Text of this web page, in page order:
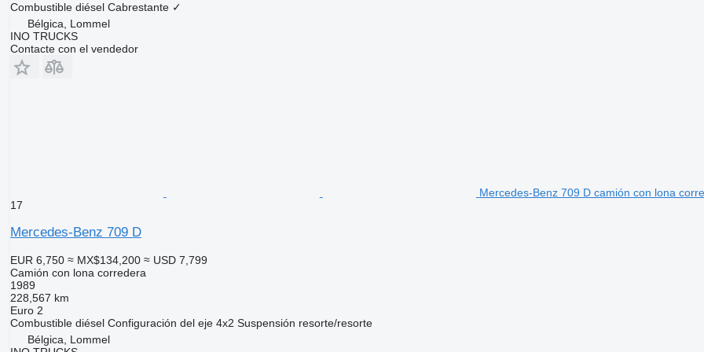
Combustible diésel Cabrestante ✓
Bélgica, Lommel
INO TRUCKS
Contacte con el vendedor
Mercedes-Benz 709 D camión con lona
17
Mercedes-Benz 709 D
EUR 6,750 ≈ MX$134,200 ≈ USD 7,799
Camión con lona corredera
1989
228,567 km
Euro 2
Combustible diésel Configuración del eje 4x2 Suspensión resorte/resorte
Bélgica, Lommel